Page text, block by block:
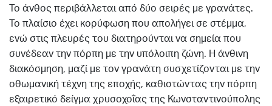
Το άνθος περιβάλλεται από δύο σειρές με γρανάτες.
Το πλαίσιο έχει κορύφωση που απολήγει σε στέμμα,
ενώ στις πλευρές του διατηρούνται να σημεία που
συνέδεαν την πόρπη με την υπόλοιπη ζώνη. Η άνθινη
διακόσμηση, μαζί με τον γρανάτη συσχετίζονται με την
οθωμανική τέχνη της εποχής, καθιστώντας την πόρπη
εξαιρετικό δείγμα χρυσοχοΐας της Κωνσταντινούπολης